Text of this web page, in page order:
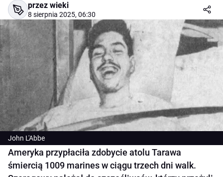
przez wieki
8 sierpnia 2025, 06:30
John L'Abbe
Ameryka przypłaciła zdobycie atolu Tarawa
śmiercią 1009 marines w ciągu trzech dni walk.